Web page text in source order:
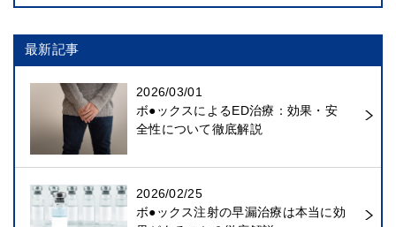
最新記事
2026/03/01
ボ●ックスによるED治療：効果・安
全性について徹底解説
2026/02/25
ボ●ックス注射の早漏治療は本当に効